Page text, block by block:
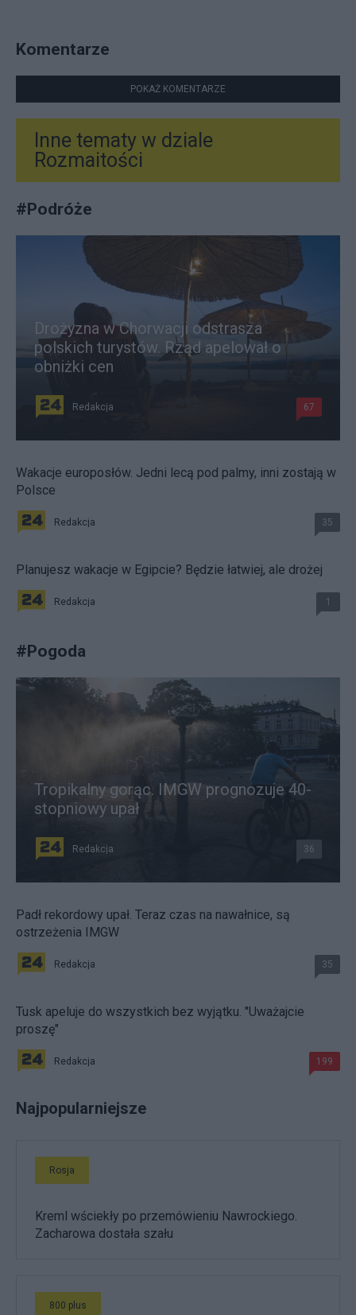
Komentarze
POKAŻ KOMENTARZE
Inne tematy w dziale
Rozmaitości
#Podróże
Drożyzna w Chorwacji odstrasza
polskich turystów. Rząd apelował o
obniżki cen
Redakcja 67
Wakacje europosłów. Jedni lecą pod palmy, inni zostają w
Polsce
Redakcja 35
Planujesz wakacje w Egipcie? Będzie łatwiej, ale drożej
Redakcja 1
#Pogoda
Tropikalny gorąc. IMGW prognozuje 40-
stopniowy upał
Redakcja 36
Padł rekordowy upał. Teraz czas na nawałnice, są
ostrzeżenia IMGW
Redakcja 35
Tusk apeluje do wszystkich bez wyjątku. "Uważajcie
proszę"
Redakcja 199
Najpopularniejsze
Rosja
Kreml wściekły po przemówieniu Nawrockiego.
Zacharowa dostała szału
800 plus